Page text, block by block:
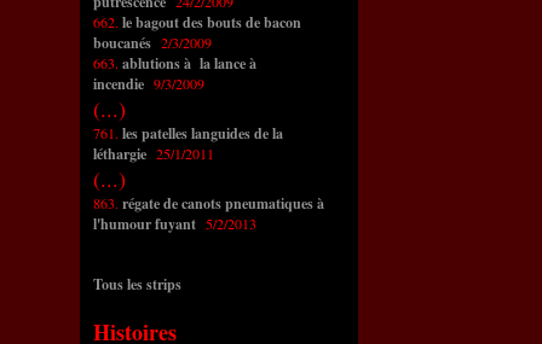
662. le bagout des bouts de bacon
boucanés 2/3/2009
663. ablutions à la lance à
incendie 9/3/2009
(...)
761. les patelles languides de la
léthargie 25/1/2011
(...)
863. régate de canots pneumatiques à
l'humour fuyant 5/2/2013
Tous les strips
Histoires